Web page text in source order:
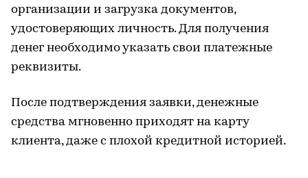
организации и загрузка документов,
удостоверяющих личность. Для получения
денег необходимо указать свои платежные
реквизиты.
После подтверждения заявки, денежные
средства мгновенно приходят на карту
клиента, даже с плохой кредитной историей.